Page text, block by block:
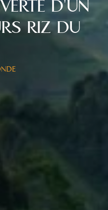
D'UN
RIZ DU